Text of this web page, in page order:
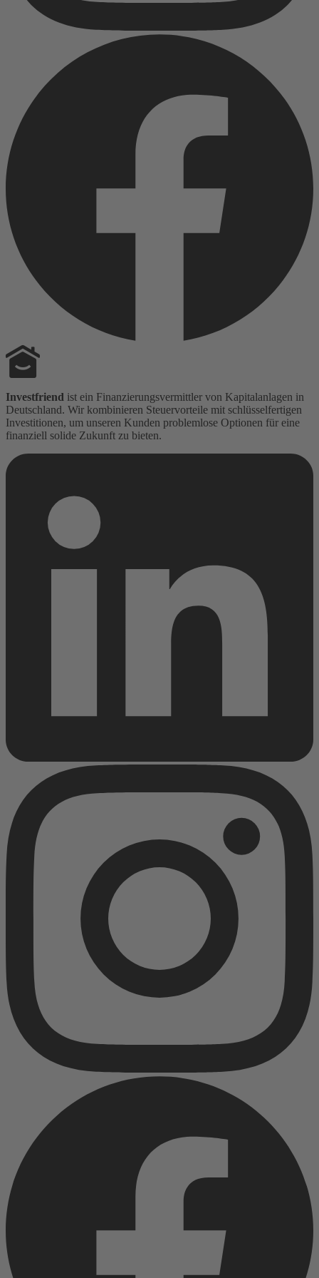
Investfriend ist ein Finanzierungsvermittler von Kapitalanlagen in
Deutschland. Wir kombinieren Steuervorteile mit schlüsselfertigen
Investitionen, um unseren Kunden problemlose Optionen für eine
finanziell solide Zukunft zu bieten.